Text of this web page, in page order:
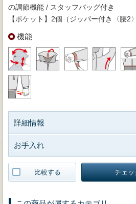
の調節機能 / スタッフバッグ付き
【ポケット】2個（ジッパー付き〈腰2〉
機能
詳細情報
お手入れ
比較する チェッ